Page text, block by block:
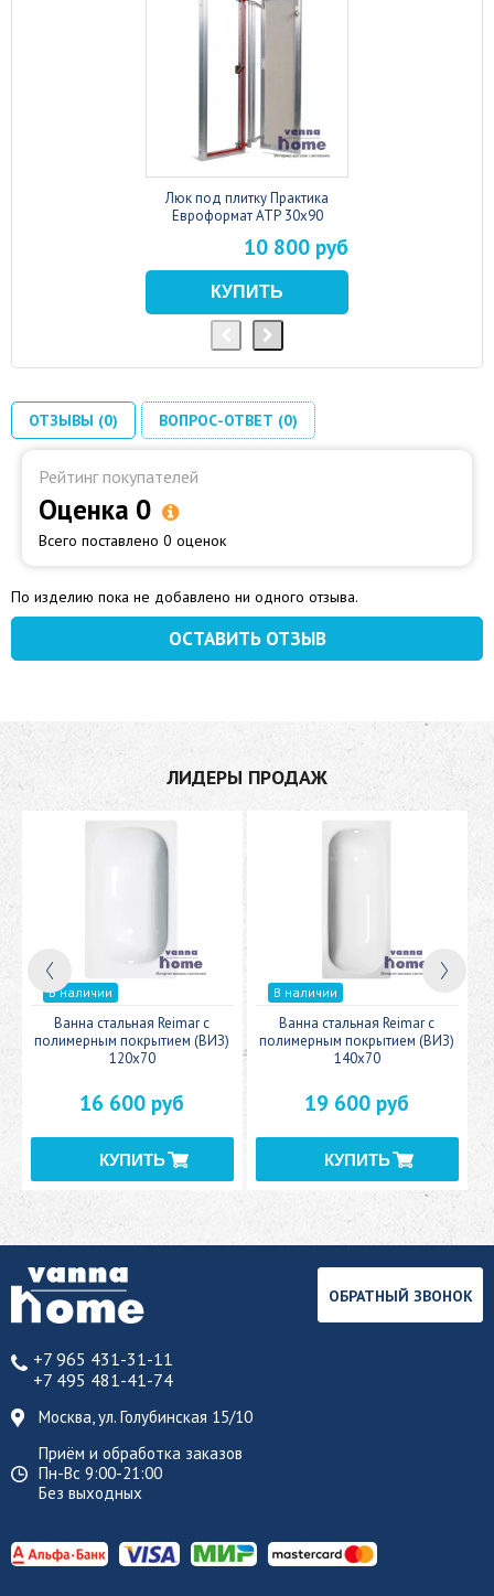
Люк под плитку Практика
Евроформат АТР 30x90
10 800 руб
ОТЗЫВЫ (0) ВОПРОС-ОТВЕТ (0)
Рейтинг покупателей
Оценка 0
Всего поставлено 0 оценок
По изделию пока не добавлено ни одного отзыва.
ОСТАВИТЬ ОТЗЫВ
ЛИДЕРЫ ПРОДАЖ
В наличии
Ванна стальная Reimar с
полимерным покрытием (ВИЗ)
120x70
16 600 руб
В наличии
Ванна стальная Reimar с
полимерным покрытием (ВИЗ)
140x70
19 600 руб
+7 965 431-31-11
+7 495 481-41-74
Москва, ул. Голубинская 15/10
Приём и обработка заказов
Пн-Вс 9:00-21:00
Без выходных
ОБРАТНЫЙ ЗВОНОК